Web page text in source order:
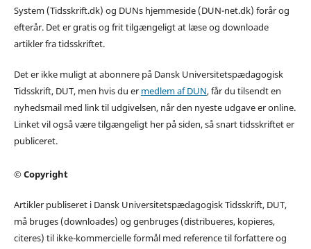
System (Tidsskrift.dk) og DUNs hjemmeside (DUN-net.dk) forår og
efterår. Det er gratis og frit tilgængeligt at læse og downloade
artikler fra tidsskriftet.
Det er ikke muligt at abonnere på Dansk Universitetspædagogisk
Tidsskrift, DUT, men hvis du er medlem af DUN, får du tilsendt en
nyhedsmail med link til udgivelsen, når den nyeste udgave er online.
Linket vil også være tilgængeligt her på siden, så snart tidsskriftet er
publiceret.
© Copyright
Artikler publiseret i Dansk Universitetspædagogisk Tidsskrift, DUT,
må bruges (downloades) og genbruges (distribueres, kopieres,
citeres) til ikke-kommercielle formål med reference til forfattere og